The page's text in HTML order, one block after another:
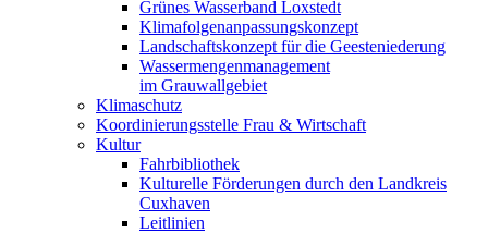
Grünes Wasserband Loxstedt
Klimafolgenanpassungskonzept
Landschaftskonzept für die Geesteniederung
Wassermengenmanagement
im Grauwallgebiet
Klimaschutz
Koordinierungsstelle Frau & Wirtschaft
Kultur
Fahrbibliothek
Kulturelle Förderungen durch den Landkreis
Cuxhaven
Leitlinien